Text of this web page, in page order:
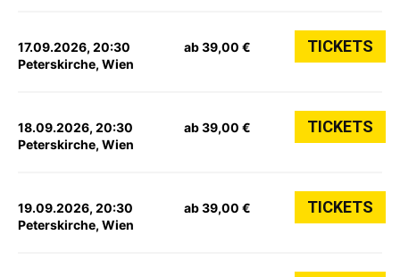
17.09.2026, 20:30
Peterskirche, Wien
ab 39,00 € TICKETS
18.09.2026, 20:30
Peterskirche, Wien
ab 39,00 € TICKETS
19.09.2026, 20:30
Peterskirche, Wien
ab 39,00 € TICKETS